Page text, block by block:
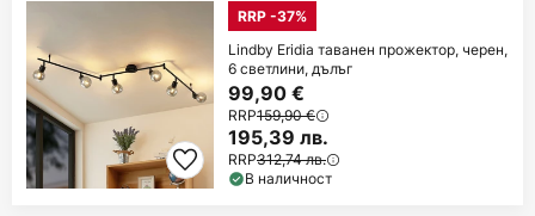
RRP -37%
Lindby Eridia таванен прожектор, черен,
6 светлини, дълъг
99,90 €
RRP159,90 €
195,39 лв.
RRP312,74 лв.
В наличност